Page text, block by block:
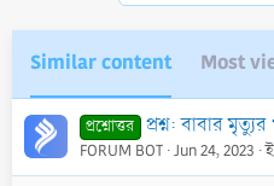
Similar content Most
প্রশ্নোত্তর প্রশ্ন: বাবার মৃত্যুর পর তাঁর সম্পদ আমি, আমার বোনেরা ও
FORUM BOT Jun 24, 2023